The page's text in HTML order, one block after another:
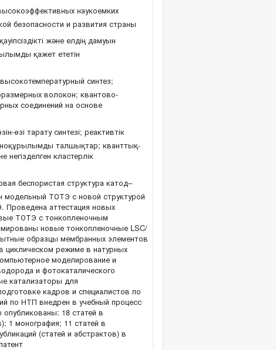
наукоемких
безопасности и развития страны
және елдің дамуын
қажет ететін
синтез;
волокон; квантово-
соединений на основе
өзі тарату синтезі; реактивтік
талшықтар; кванттық-
негізделген кластерлік
беспористая структура катод–
ТОТЭ с новой структурой
Проведена аттестация новых
ТОТЭ с тонкопленочным
новые тонкопленочные LSC/
образцы мембранных элементов
циклическом режиме в натурных
моделирование и
и фотокаталического
катализаторы для
кадров и специалистов по
по НТП внедрен в учебный процесс
18 статей в
1 монография; 11 статей в
(статей и абстрактов) в